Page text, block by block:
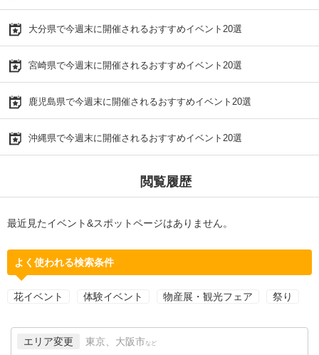
大分県で今週末に開催されるおすすめイベント20選
宮崎県で今週末に開催されるおすすめイベント20選
鹿児島県で今週末に開催されるおすすめイベント20選
沖縄県で今週末に開催されるおすすめイベント20選
閲覧履歴
最近見たイベント&スポットページはありません。
よく使われる検索条件
花イベント 体験イベント 物産展・観光フェア 祭り
エリア変更 東京、大阪市 など